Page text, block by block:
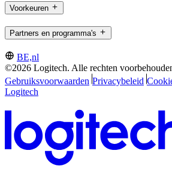
Voorkeuren
Partners en programma's
BE,nl
©2026 Logitech. Alle rechten
Gebruiksvoorwaarden Privacybeleid
Logitech